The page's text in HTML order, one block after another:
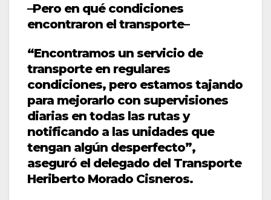
–Pero en qué condiciones
encontraron el transporte–
“Encontramos un servicio de
transporte en regulares
condiciones, pero estamos tajando
para mejorarlo con supervisiones
diarias en todas las rutas y
notificando a las unidades que
tengan algún desperfecto”,
aseguró el delegado del Transporte
Heriberto Morado Cisneros.